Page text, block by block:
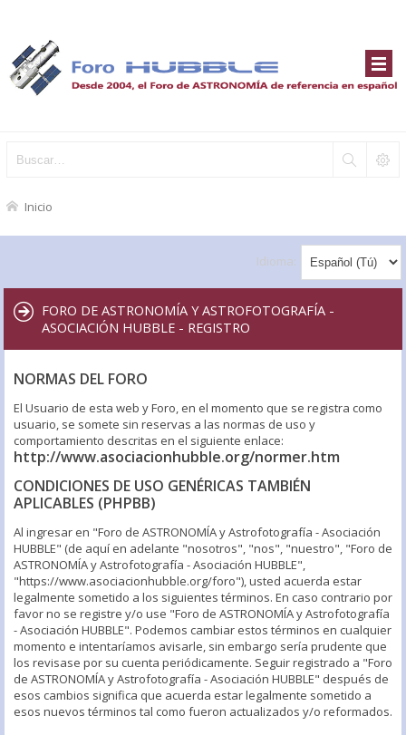
Inicio
Idioma:
FORO DE ASTRONOMÍA Y ASTROFOTOGRAFÍA -
ASOCIACIÓN HUBBLE - REGISTRO
NORMAS DEL FORO
El Usuario de esta web y Foro, en el momento que se registra como
usuario, se somete sin reservas a las normas de uso y
comportamiento descritas en el siguiente enlace:
http://www.asociacionhubble.org/normer.htm
CONDICIONES DE USO GENÉRICAS TAMBIÉN
APLICABLES (PHPBB)
Al ingresar en "Foro de ASTRONOMÍA y Astrofotografía - Asociación
HUBBLE" (de aquí en adelante "nosotros", "nos", "nuestro", "Foro de
ASTRONOMÍA y Astrofotografía - Asociación HUBBLE",
"https://www.asociacionhubble.org/foro"), usted acuerda estar
legalmente sometido a los siguientes términos. En caso contrario por
favor no se registre y/o use "Foro de ASTRONOMÍA y Astrofotografía
- Asociación HUBBLE". Podemos cambiar estos términos en cualquier
momento e intentaríamos avisarle, sin embargo sería prudente que
los revisase por su cuenta periódicamente. Seguir registrado a "Foro
de ASTRONOMÍA y Astrofotografía - Asociación HUBBLE" después de
esos cambios significa que acuerda estar legalmente sometido a
esos nuevos términos tal como fueron actualizados y/o reformados.